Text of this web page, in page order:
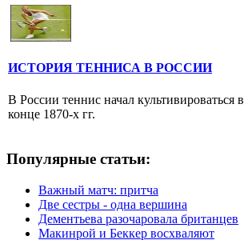
ИСТОРИЯ ТЕННИСА В РОССИИ
В России теннис начал культивироваться в
конце 1870-х гг.
Популярные статьи:
Важный матч: притча
Две сестры - одна вершина
Дементьева разочаровала британцев
Макинрой и Беккер восхваляют